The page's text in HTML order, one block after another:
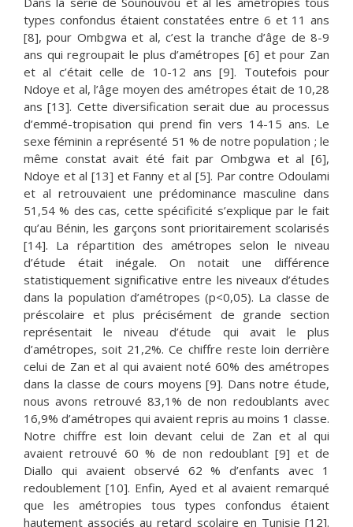
types confondus étaient constatées entre 6 et 11 ans
[8], pour Ombgwa et al, c’est la tranche d’âge de 8-9
ans qui regroupait le plus d’amétropes [6] et pour Zan
et al c’était celle de 10-12 ans [9]. Toutefois pour
Ndoye et al, l’âge moyen des amétropes était de 10,28
ans [13]. Cette diversification serait due au processus
d’emmé-tropisation qui prend fin vers 14-15 ans. Le
sexe féminin a représenté 51 % de notre population ; le
même constat avait été fait par Ombgwa et al [6],
Ndoye et al [13] et Fanny et al [5]. Par contre Odoulami
et al retrouvaient une prédominance masculine dans
51,54 % des cas, cette spécificité s’explique par le fait
qu’au Bénin, les garçons sont prioritairement scolarisés
[14]. La répartition des amétropes selon le niveau
d’étude était inégale. On notait une différence
statistiquement significative entre les niveaux d’études
dans la population d’amétropes (p<0,05). La classe de
préscolaire et plus précisément de grande section
représentait le niveau d’étude qui avait le plus
d’amétropes, soit 21,2%. Ce chiffre reste loin derrière
celui de Zan et al qui avaient noté 60% des amétropes
dans la classe de cours moyens [9]. Dans notre étude,
nous avons retrouvé 83,1% de non redoublants avec
16,9% d’amétropes qui avaient repris au moins 1 classe.
Notre chiffre est loin devant celui de Zan et al qui
avaient retrouvé 60 % de non redoublant [9] et de
Diallo qui avaient observé 62 % d’enfants avec 1
redoublement [10]. Enfin, Ayed et al avaient remarqué
que les amétropies tous types confondus étaient
hautement associés au retard scolaire en Tunisie [12].